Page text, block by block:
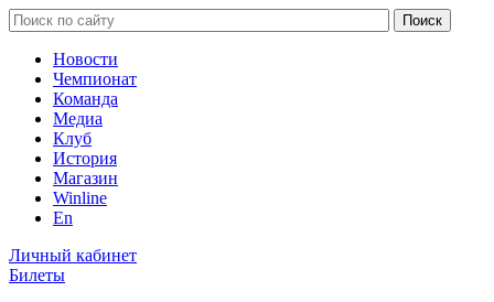
Новости
Чемпионат
Команда
Медиа
Клуб
История
Магазин
Winline
En
Личный кабинет
Билеты